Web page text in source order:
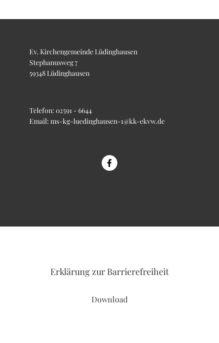
Ev. Kirchengemeinde Lüdinghausen
Stephanusweg 7
59348 Lüdinghausen
Telefon: 02591 - 6644
Email: ms-kg-luedinghausen-1@kk-ekvw.de
Erklärung zur Barrierefreiheit
Download